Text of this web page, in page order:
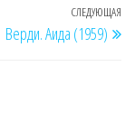
СЛЕДУЮЩАЯ
Верди. Аида (1959)